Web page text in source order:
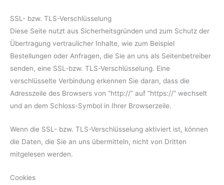
SSL- bzw. TLS-Verschlüsselung
Diese Seite nutzt aus Sicherheitsgründen und zum Schutz der
Übertragung vertraulicher Inhalte, wie zum Beispiel
Bestellungen oder Anfragen, die Sie an uns als Seitenbetreiber
senden, eine SSL-bzw. TLS-Verschlüsselung. Eine
verschlüsselte Verbindung erkennen Sie daran, dass die
Adresszeile des Browsers von “http://” auf “https://” wechselt
und an dem Schloss-Symbol in Ihrer Browserzeile.
Wenn die SSL- bzw. TLS-Verschlüsselung aktiviert ist, können
die Daten, die Sie an uns übermitteln, nicht von Dritten
mitgelesen werden.
Cookies